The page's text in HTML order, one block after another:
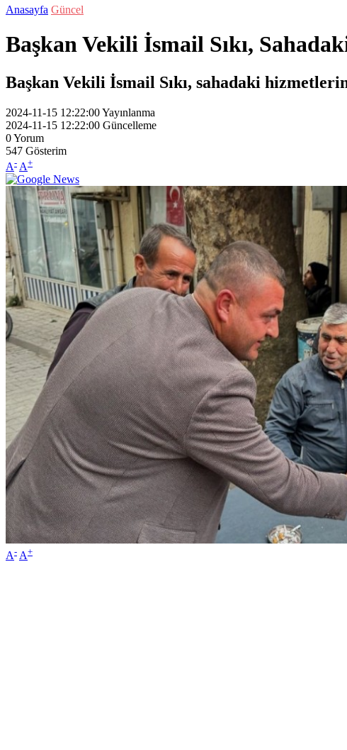
Anasayfa Güncel
Başkan Vekili İsmail Sıkı,
Başkan Vekili İsmail Sıkı, sahadaki
2024-11-15 12:22:00Yayınlanma
2024-11-15 12:22:00 Güncelleme
0Yorum
547 Gösterim
A- A+
A- A+